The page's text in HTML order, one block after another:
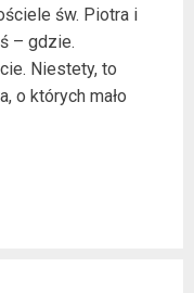
św. Piotra i
– gdzie.
Niestety, to
o których mało